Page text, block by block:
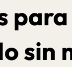
para
sin